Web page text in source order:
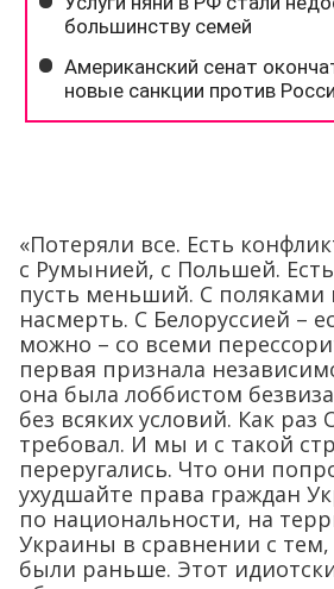
«Потеряли все. Есть
с Румынией, с Польшей.
пусть меньший. С поляками
насмерть. С Белоруссией –
можно – со всеми
первая признала
она была лоббистом
без всяких условий. Как раз
требовал. И мы и с такой
переругались. Что они
ухудшайте права граждан
по национальности, на
Украины в сравнении с
были раньше. Этот